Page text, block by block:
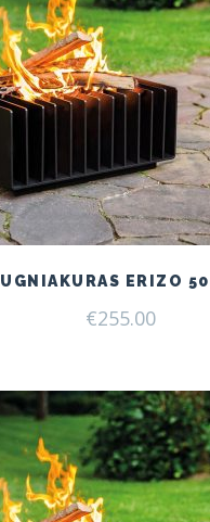
UGNIAKURAS ERIZO
€255.00